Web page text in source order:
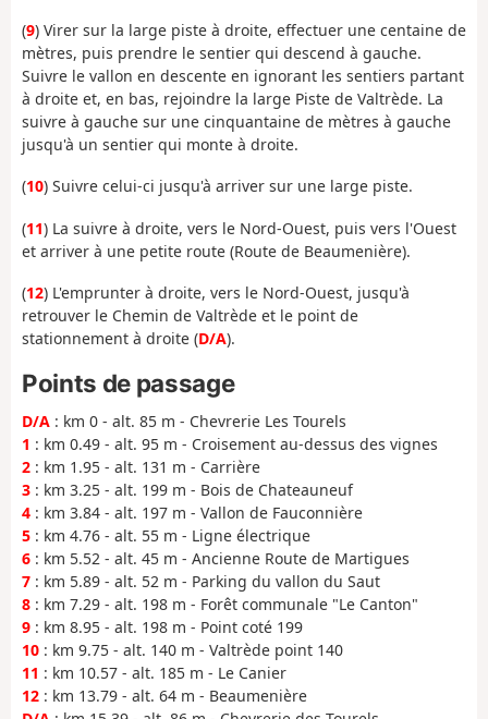
(9) Virer sur la large piste à droite, effectuer une centaine de
mètres, puis prendre le sentier qui descend à gauche.
Suivre le vallon en descente en ignorant les sentiers partant
à droite et, en bas, rejoindre la large Piste de Valtrède. La
suivre à gauche sur une cinquantaine de mètres à gauche
jusqu'à un sentier qui monte à droite.
(10) Suivre celui-ci jusqu'à arriver sur une large piste.
(11) La suivre à droite, vers le Nord-Ouest, puis vers l'Ouest
et arriver à une petite route (Route de Beaumenière).
(12) L'emprunter à droite, vers le Nord-Ouest, jusqu'à
retrouver le Chemin de Valtrède et le point de
stationnement à droite (D/A).
Points de passage
D/A : km 0 - alt. 85 m - Chevrerie Les Tourels
1 : km 0.49 - alt. 95 m - Croisement au-dessus des vignes
2 : km 1.95 - alt. 131 m - Carrière
3 : km 3.25 - alt. 199 m - Bois de Chateauneuf
4 : km 3.84 - alt. 197 m - Vallon de Fauconnière
5 : km 4.76 - alt. 55 m - Ligne électrique
6 : km 5.52 - alt. 45 m - Ancienne Route de Martigues
7 : km 5.89 - alt. 52 m - Parking du vallon du Saut
8 : km 7.29 - alt. 198 m - Forêt communale "Le Canton"
9 : km 8.95 - alt. 198 m - Point coté 199
10 : km 9.75 - alt. 140 m - Valtrède point 140
11 : km 10.57 - alt. 185 m - Le Canier
12 : km 13.79 - alt. 64 m - Beaumenière